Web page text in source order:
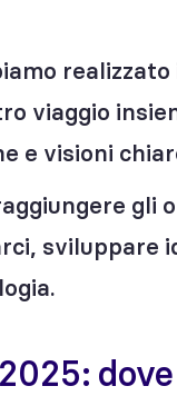
viaggio
e visioni
gli
sviluppare